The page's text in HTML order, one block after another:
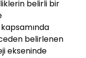
belirli bir
belirlenen
ekseninde